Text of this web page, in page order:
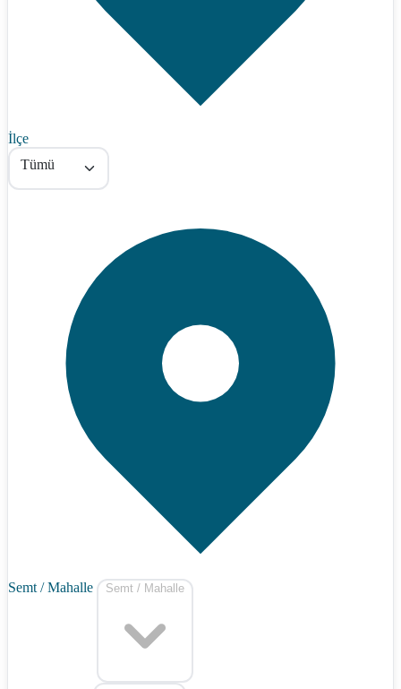
İlçe
Tümü
Semt / Mahalle Semt / Mahalle